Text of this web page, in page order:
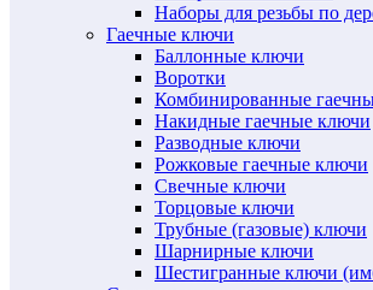
Наборы для резьбы по
Гаечные ключи
Баллонные ключи
Воротки
Комбинированные
Накидные гаечные ключи
Разводные ключи
Рожковые гаечные ключи
Свечные ключи
Торцовые ключи
Трубные (газовые) ключи
Шарнирные ключи
Шестигранные ключи